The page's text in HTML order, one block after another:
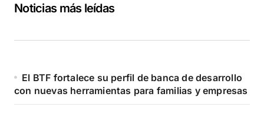
Noticias más leídas
El BTF fortalece su perfil de banca de desarrollo
con nuevas herramientas para familias y empresas